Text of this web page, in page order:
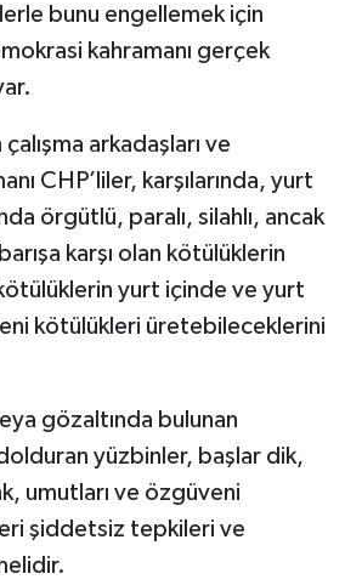
bunu engellemek için
kahramanı gerçek
arkadaşları ve
CHP’liler, karşılarında, yurt
örgütlü, paralı, silahlı, ancak
karşı olan kötülüklerin
yurt içinde ve yurt
kötülükleri üretebileceklerini
gözaltında bulunan
dolduran yüzbinler, başlar dik,
umutları ve özgüveni
şiddetsiz tepkileri ve